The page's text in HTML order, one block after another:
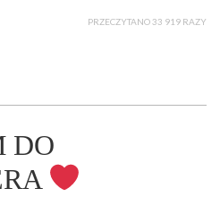
PRZECZYTANO 33 919 RAZY
DO